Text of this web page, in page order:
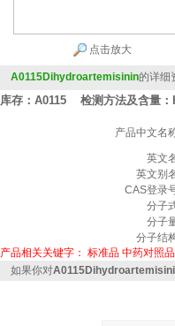
点击放大
A0115Dihydroartemisinin的详细
库存：A0115 检测方法及含量
产品中文名
英文
英文别
CAS登录
分子
分子
分子结
产品相关关键字： 标准品 中药对照品
如果你对